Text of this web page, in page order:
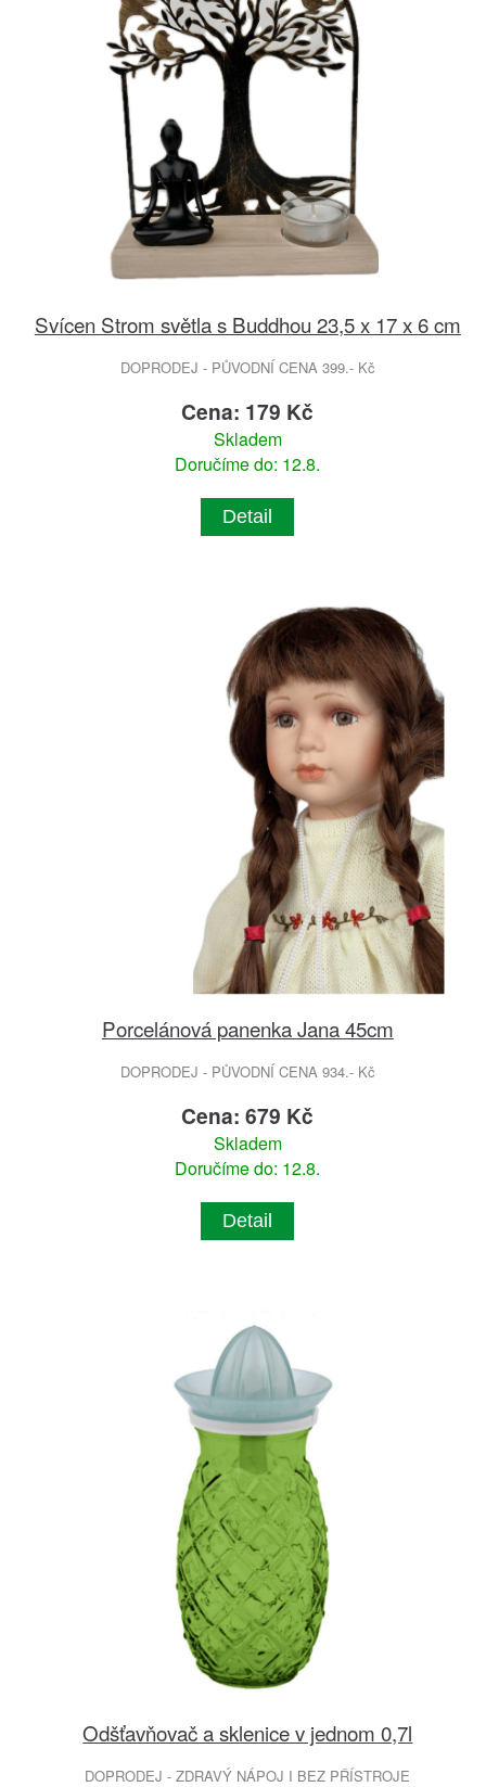
Svícen Strom světla s Buddhou 23,5 x 17 x 6 cm
DOPRODEJ - PŮVODNÍ CENA 399.- Kč
Cena: 179 Kč
Skladem
Doručíme do: 12.8.
Detail
Porcelánová panenka Jana 45cm
DOPRODEJ - PŮVODNÍ CENA 934.- Kč
Cena: 679 Kč
Skladem
Doručíme do: 12.8.
Detail
Odšťavňovač a sklenice v jednom 0,7l
DOPRODEJ - ZDRAVÝ NÁPOJ I BEZ PŘÍSTROJE